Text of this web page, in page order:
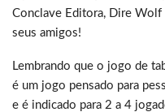
Conclave Editora, Dire
seus amigos!
Lembrando que o jogo de
é um jogo pensado para
e é indicado para 2 a 4